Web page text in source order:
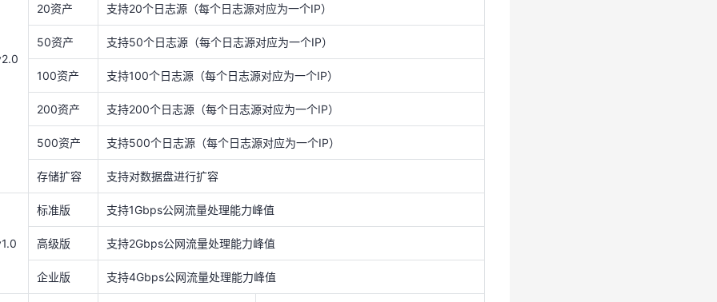
高级版 支持2Gbps公网流量处理能力峰值
标准版
支持1Gbps公网流量处理能
力峰值（IPSec VPN 吞吐量
上限：100Mbps、每秒数据
包处理能力：200000
PPS）
说明
下一代防火墙的公网流量处理能力为
种情况下防火墙的性能瓶颈往往不是
PPS。当PPS达到瓶颈时，即使带宽
支持2Gbps公网流量处理能
力峰值（IPSec VPN 吞吐量
包处理能力：400000
PPS）
20资产 支持20个日志源（每个日志源对应为一个IP）
50资产 支持50个日志源（每个日志源对应为一个IP）
100资产 支持100个日志源（每个日志源对应为一个IP）
200资产 支持200个日志源（每个日志源对应为一个IP）
500资产 支持500个日志源（每个日志源对应为一个IP）
存储扩容 支持对数据盘进行扩容
标准版 支持1Gbps公网流量处理能力峰值
高级版 支持2Gbps公网流量处理能力峰值
企业版 支持4Gbps公网流量处理能力峰值